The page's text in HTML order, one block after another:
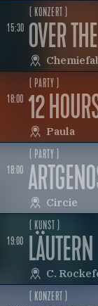
15:30
( KONZERT )
OVER
18:00
( PARTY )
12
Paula
18:00
( PARTY )
Circie
19:00
( KUNST )
LÄUTERN
C.
( KONZERT )